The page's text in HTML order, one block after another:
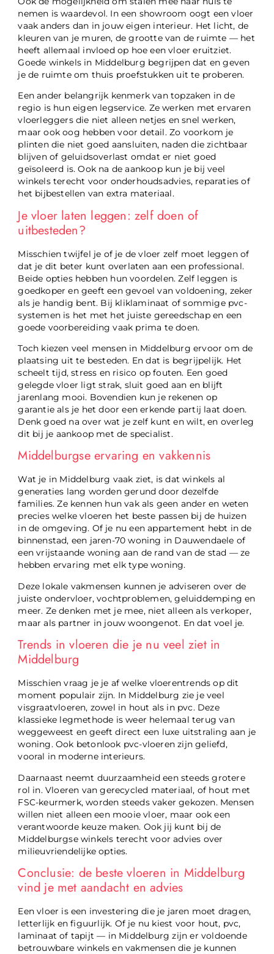
nemen is waardevol. In een showroom oogt een vloer
vaak anders dan in jouw eigen interieur. Het licht, de
kleuren van je muren, de grootte van de ruimte — het
heeft allemaal invloed op hoe een vloer eruitziet.
Goede winkels in Middelburg begrijpen dat en geven
je de ruimte om thuis proefstukken uit te proberen.
Een ander belangrijk kenmerk van topzaken in de
regio is hun eigen legservice. Ze werken met ervaren
vloerleggers die niet alleen netjes en snel werken,
maar ook oog hebben voor detail. Zo voorkom je
plinten die niet goed aansluiten, naden die zichtbaar
blijven of geluidsoverlast omdat er niet goed
geïsoleerd is. Ook na de aankoop kun je bij veel
winkels terecht voor onderhoudsadvies, reparaties of
het bijbestellen van extra materiaal.
Je vloer laten leggen: zelf doen of
uitbesteden?
Misschien twijfel je of je de vloer zelf moet leggen of
dat je dit beter kunt overlaten aan een professional.
Beide opties hebben hun voordelen. Zelf leggen is
goedkoper en geeft een gevoel van voldoening, zeker
als je handig bent. Bij kliklaminaat of sommige pvc-
systemen is het met het juiste gereedschap en een
goede voorbereiding vaak prima te doen.
Toch kiezen veel mensen in Middelburg ervoor om de
plaatsing uit te besteden. En dat is begrijpelijk. Het
scheelt tijd, stress en risico op fouten. Een goed
gelegde vloer ligt strak, sluit goed aan en blijft
jarenlang mooi. Bovendien kun je rekenen op
garantie als je het door een erkende partij laat doen.
Denk goed na over wat je zelf kunt en wilt, en overleg
dit bij je aankoop met de specialist.
Middelburgse ervaring en vakkennis
Wat je in Middelburg vaak ziet, is dat winkels al
generaties lang worden gerund door dezelfde
families. Ze kennen hun vak als geen ander en weten
precies welke vloeren het beste passen bij de huizen
in de omgeving. Of je nu een appartement hebt in de
binnenstad, een jaren-70 woning in Dauwendaele of
een vrijstaande woning aan de rand van de stad — ze
hebben ervaring met elk type woning.
Deze lokale vakmensen kunnen je adviseren over de
juiste ondervloer, vochtproblemen, geluiddemping en
meer. Ze denken met je mee, niet alleen als verkoper,
maar als partner in jouw woongenot. En dat voel je.
Trends in vloeren die je nu veel ziet in
Middelburg
Misschien vraag je je af welke vloerentrends op dit
moment populair zijn. In Middelburg zie je veel
visgraatvloeren, zowel in hout als in pvc. Deze
klassieke legmethode is weer helemaal terug van
weggeweest en geeft direct een luxe uitstraling aan je
woning. Ook betonlook pvc-vloeren zijn geliefd,
vooral in moderne interieurs.
Daarnaast neemt duurzaamheid een steeds grotere
rol in. Vloeren van gerecycled materiaal, of hout met
FSC-keurmerk, worden steeds vaker gekozen. Mensen
willen niet alleen een mooie vloer, maar ook een
verantwoorde keuze maken. Ook jij kunt bij de
Middelburgse winkels terecht voor advies over
milieuvriendelijke opties.
Conclusie: de beste vloeren in Middelburg
vind je met aandacht en advies
Een vloer is een investering die je jaren moet dragen,
letterlijk en figuurlijk. Of je nu kiest voor hout, pvc,
laminaat of tapijt — in Middelburg zijn er voldoende
betrouwbare winkels en vakmensen die je kunnen